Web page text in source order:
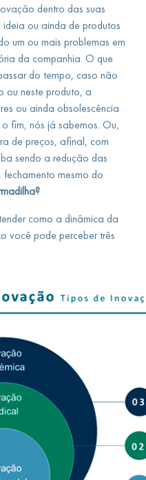
dentro das suas
ideia ou ainda de produtos
um ou mais problemas em
da companhia. O que
do tempo, caso não
ou neste produto, a
ou ainda obsolescência
fim, nós já sabemos. Ou,
de preços, afinal, com
sendo a redução das
mesmo do
como a dinâmica da
você pode perceber três